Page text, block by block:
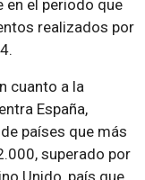
el periodo que
realizados por
cuanto a la
España,
países que más
superado por
Unido, país que